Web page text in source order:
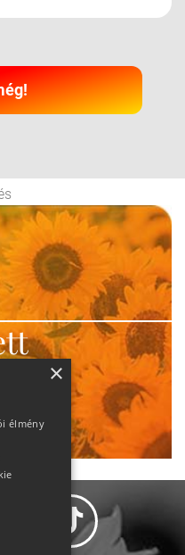
×
élmény